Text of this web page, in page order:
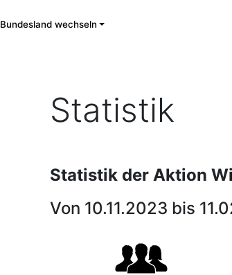
Bundesland wechseln
Statistik
Statistik der Aktion
Von 10.11.2023 bis